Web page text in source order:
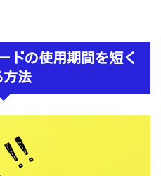
ドの使用期間を短く
方法